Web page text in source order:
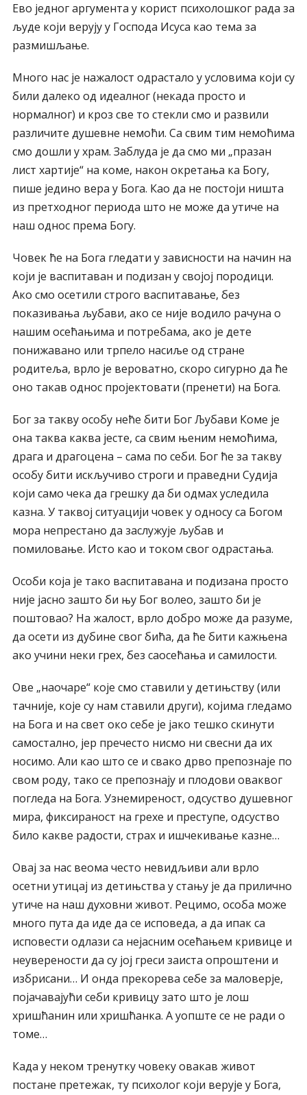
Ево једног аргумента у корист психолошког рада за
људе који верују у Господа Исуса као тема за
размишљање.
Много нас је нажалост одрастало у условима који су
били далеко од идеалног (некада просто и
нормалног) и кроз све то стекли смо и развили
различите душевне немоћи. Са свим тим немоћима
смо дошли у храм. Заблуда је да смо ми „празан
лист хартије“ на коме, након окретања ка Богу,
пише једино вера у Бога. Као да не постоји ништа
из претходног периода што не може да утиче на
наш однос према Богу.
Човек ће на Бога гледати у зависности на начин на
који је васпитаван и подизан у својој породици.
Ако смо осетили строго васпитавање, без
показивања љубави, ако се није водило рачуна о
нашим осећањима и потребама, ако је дете
понижавано или трпело насиље од стране
родитеља, врло је вероватно, скоро сигурно да ће
оно такав однос пројектовати (пренети) на Бога.
Бог за такву особу неће бити Бог Љубави Коме је
она таква каква јесте, са свим њеним немоћима,
драга и драгоцена – сама по себи. Бог ће за такву
особу бити искључиво строги и праведни Судија
који само чека да грешку да би одмах уследила
казна. У таквој ситуацији човек у односу са Богом
мора непрестано да заслужује љубав и
помиловање. Исто као и током свог одрастања.
Особи која је тако васпитавана и подизана просто
није јасно зашто би њу Бог волео, зашто би је
поштовао? На жалост, врло добро може да разуме,
да осети из дубине свог бића, да ће бити кажњена
ако учини неки грех, без саосећања и самилости.
Ове „наочаре“ које смо ставили у детињству (или
тачније, које су нам ставили други), којима гледамо
на Бога и на свет око себе је јако тешко скинути
самостално, јер пречесто нисмо ни свесни да их
носимо. Али као што се и свако дрво препознаје по
свом роду, тако се препознају и плодови оваквог
погледа на Бога. Узнемиреност, одсуство душевног
мира, фиксираност на грехе и преступе, одсуство
било какве радости, страх и ишчекивање казне…
Овај за нас веома често невидљиви али врло
осетни утицај из детињства у стању је да прилично
утиче на наш духовни живот. Рецимо, особа може
много пута да иде да се исповеда, а да ипак са
исповести одлази са нејасним осећањем кривице и
неуверености да су јој греси заиста опроштени и
избрисани… И онда прекорева себе за маловерје,
појачавајући себи кривицу зато што је лош
хришћанин или хришћанка. А уопште се не ради о
томе…
Када у неком тренутку човеку овакав живот
постане претежак, ту психолог који верује у Бога,